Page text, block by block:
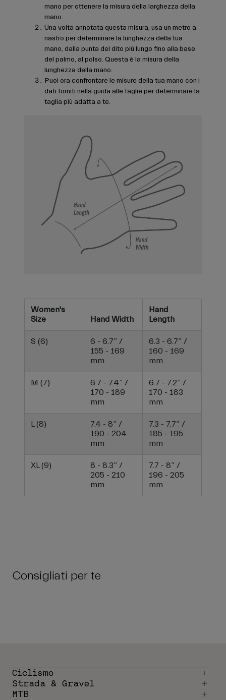
mano per ottenere la misura della larghezza della
mano.
Una volta annotata questa misura, usa un metro a
nastro per determinare la lunghezza della tua
mano, dalla punta del dito più lungo fino alla base
del palmo, al polso. Questa è la misura della
lunghezza della mano.
Puoi ora confrontare le misure della tua mano con i
dati forniti nella guida alle taglie per determinare la
taglia più adatta a te.
Women's
Size
Hand Width
Hand
Length
S (6)
6 - 6.7” /
155 - 169
mm
6.3 - 6.7” /
160 - 169
mm
M (7)
6.7 - 7.4” /
170 - 189
mm
6.7 - 7.2” /
170 - 183
mm
L (8)
7.4 - 8” /
190 - 204
mm
7.3 - 7.7” /
185 - 195
mm
XL (9)
8 - 8.3” /
205 - 210
mm
7.7 - 8” /
196 - 205
mm
Consigliati per te
Ciclismo
Strada & Gravel
MTB